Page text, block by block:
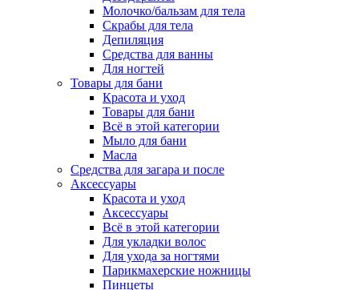
Молочко/бальзам для тела
Скрабы для тела
Депиляция
Средства для ванны
Для ногтей
Товары для бани
Красота и уход
Товары для бани
Всё в этой категории
Мыло для бани
Масла
Средства для загара и после
Аксессуары
Красота и уход
Аксессуары
Всё в этой категории
Для укладки волос
Для ухода за ногтями
Парикмахерские ножницы
Пинцеты